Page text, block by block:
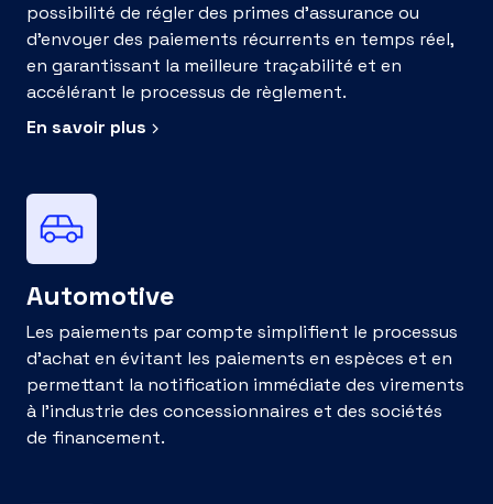
possibilité de régler des primes d’assurance ou
d’envoyer des paiements récurrents en temps réel,
en garantissant la meilleure traçabilité et en
accélérant le processus de règlement.
En savoir plus
Automotive
Les paiements par compte simplifient le processus
d'achat en évitant les paiements en espèces et en
permettant la notification immédiate des virements
à l'industrie des concessionnaires et des sociétés
de financement.